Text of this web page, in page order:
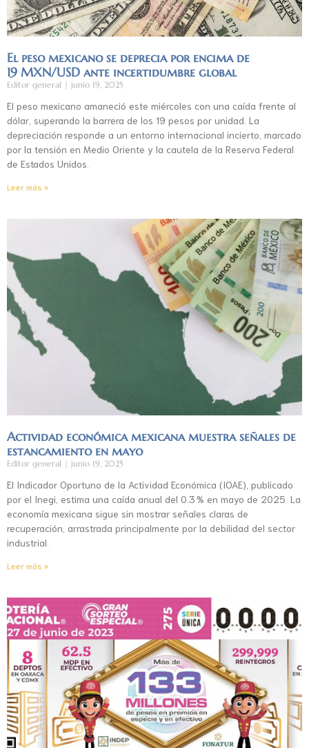
El peso mexicano se deprecia por encima de
19 MXN/USD ante incertidumbre global
Editor general junio 19, 2025
El peso mexicano amaneció este miércoles con una caída frente al
dólar, superando la barrera de los 19 pesos por unidad. La
depreciación responde a un entorno internacional incierto, marcado
por la tensión en Medio Oriente y la cautela de la Reserva Federal
de Estados Unidos.
Leer más »
Actividad económica mexicana muestra señales de
estancamiento en mayo
Editor general junio 19, 2025
El Indicador Oportuno de la Actividad Económica (IOAE), publicado
por el Inegi, estima una caída anual del 0.3 % en mayo de 2025. La
economía mexicana sigue sin mostrar señales claras de
recuperación, arrastrada principalmente por la debilidad del sector
industrial.
Leer más »